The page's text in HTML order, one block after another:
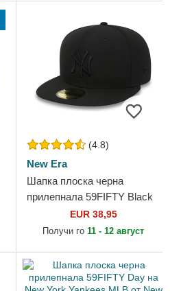
(4.8)
New Era
Шапка плоска черна
прилепнала 59FIFTY Black
on Black на New York
Yankees MLB от New Era
EUR 38,95
Получи го 11 - 12 август